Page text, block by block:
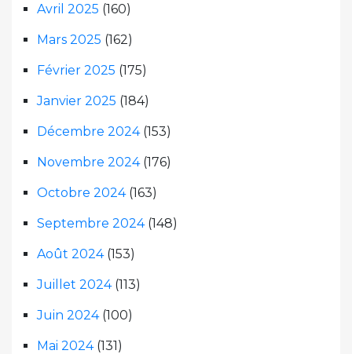
Avril 2025 (160)
Mars 2025 (162)
Février 2025 (175)
Janvier 2025 (184)
Décembre 2024(153)
Novembre 2024(176)
Octobre 2024(163)
Septembre 2024(148)
Août 2024(153)
Juillet 2024(113)
Juin 2024(100)
Mai 2024(131)